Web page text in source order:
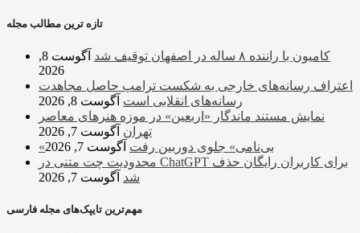
تازه ترین مطالب مجله
کامیون با راننده ۸ ساله در اصفهان توقیف شد
آگوست 8,
2026
اعتراف رسانه‌های خارجی به شکست ترامپ حاصل مجاهدت
رسانه‌های انقلابی است آگوست 8, 2026
نمایش مستند ماندگار «اربعین» در موزه هنرهای معاصر
تهران آگوست 7, 2026
«بی‌نامی» جلوی دوربین رفت آگوست 7, 2026
محدودیت چت متنی در ChatGPT برای کاربران رایگان حذف
شد آگوست 7, 2026
مهم‌ترین تایپک‌های مجله فارسی